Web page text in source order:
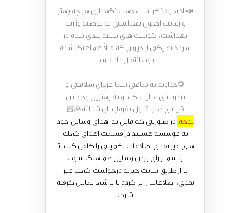
📣 لازم به ذکر است جهت نگهداری هر چه بهتر
و رعایت اصول بهداشتی به توصیه وزارت
بهداشت، گوشت های بسته بندی شده در
سردخانه یکی از خیرین که قبلاً هماهنگ شده
بود، انتقال داده شد.
🌻خداوند به تمامی شما عزیزان سلامتی و
تندرستی عنایت کند و به بهترین وجه این
قربانی ها را قبول بفرماید ان شاالله🙏🏻
توجه: در صورتی که مایل به اهدای وسایل خود
به موسسه هستید در قسمت اهدای کمک
های غیر نقدی اطلاعات تکمیلی را کامل کنید تا
با شما برای بردن وسایل هماهنگ شود.
یا از طریق سایت خیریه درخواست کمک غیر
نقدی، اطلاعات را پر کرده تا با شما تماس گرفته
شود.